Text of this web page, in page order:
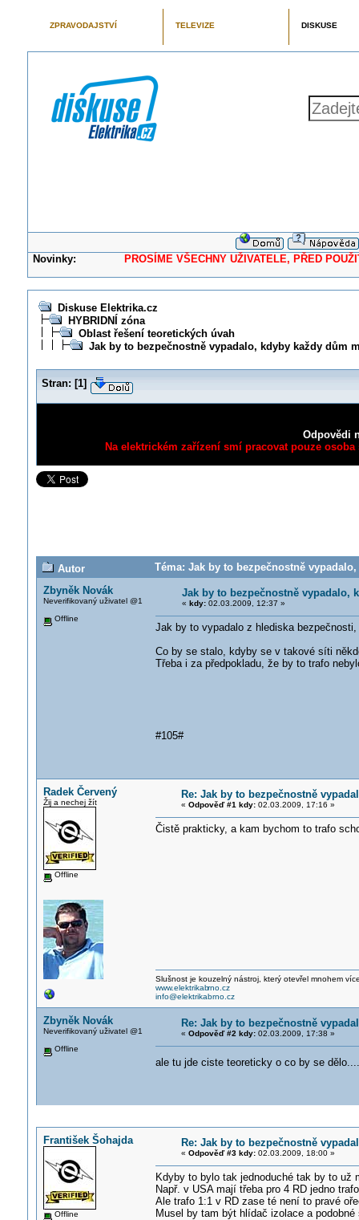
ZPRAVODAJSTVÍ TELEVIZE DISKUSE
Novinky: PROSÍME VŠECHNY UŽIVATELE, PŘED
Diskuse Elektrika.cz
HYBRIDNÍ zóna
Oblast řešení teoretických úvah
Jak by to bezpečnostně vypadalo, kdyby každy dům
Stran: [1]
Odpovědi
Na elektrickém zařízení smí pracovat pouze
Autor
Téma: Jak by to bezpečnostně
Zbyněk Novák
Neverifikovaný uživatel @1
Offline
Jak by to bezpečnostně vypadalo,
« kdy:02.03.2009, 12:37 »
Jak by to vypadalo z hlediska
Co by se stalo, kdyby se v takové síti
Třeba i za předpokladu, že by to trafo
#105#
Radek Červený
Žij a nechej žít
Offline
Re: Jak by to bezpečnostně
« Odpověď #1 kdy:02.03.2009, 17:16 »
Čistě prakticky, a kam bychom to trafo
Slušnost je kouzelný nástroj, který otevřel mnohem
www.elektrikabrno.cz
info@elektrikabrno.cz
Zbyněk Novák
Neverifikovaný uživatel @1
Offline
Re: Jak by to bezpečnostně
« Odpověď #2 kdy:02.03.2009, 17:38 »
ale tu jde ciste teoreticky o co by se
František Šohajda
Offline
Re: Jak by to bezpečnostně
« Odpověď #3 kdy:02.03.2009, 18:00 »
Kdyby to bylo tak jednoduché tak by to už
Např. v USA mají třeba pro 4 RD jedno
Ale trafo 1:1 v RD zase té není to pravé
Musel by tam být hlídač izolace a